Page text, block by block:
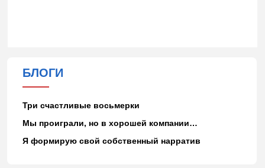
БЛОГИ
Три счастливые восьмерки
Мы проиграли, но в хорошей компании…
Я формирую свой собственный нарратив